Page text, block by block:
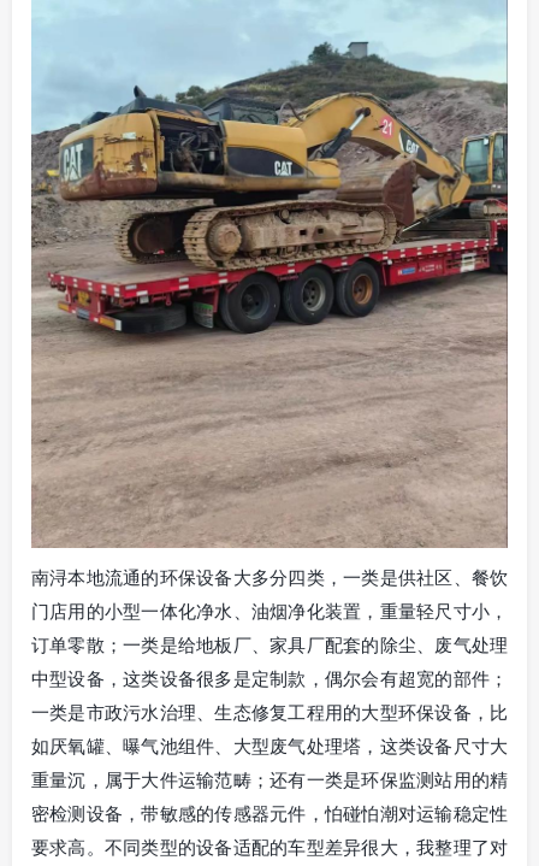
南浔本地流通的环保设备大多分四类，一类是供社区、餐饮
门店用的小型一体化净水、油烟净化装置，重量轻尺寸小，
订单零散；一类是给地板厂、家具厂配套的除尘、废气处理
中型设备，这类设备很多是定制款，偶尔会有超宽的部件；
一类是市政污水治理、生态修复工程用的大型环保设备，比
如厌氧罐、曝气池组件、大型废气处理塔，这类设备尺寸大
重量沉，属于大件运输范畴；还有一类是环保监测站用的精
密检测设备，带敏感的传感器元件，怕碰怕潮对运输稳定性
要求高。不同类型的设备适配的车型差异很大，我整理了对